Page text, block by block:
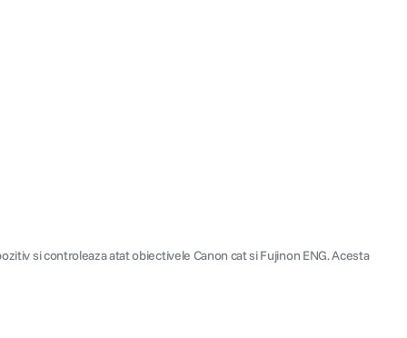
si controleaza atat obiectivele Canon cat si Fujinon ENG. Acesta